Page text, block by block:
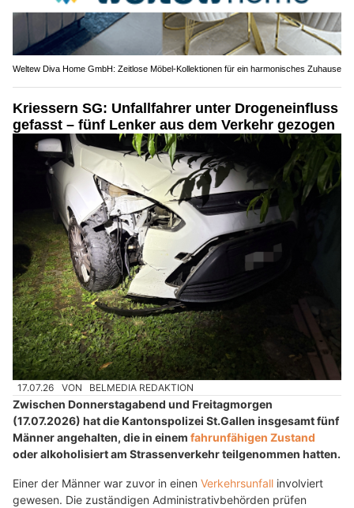
Weltew Diva Home GmbH: Zeitlose Möbel-Kollektionen für ein harmonisches Zuhause
Kriessern SG: Unfallfahrer unter Drogeneinfluss
gefasst – fünf Lenker aus dem Verkehr gezogen
17.07.26 VON BELMEDIA REDAKTION
Zwischen Donnerstagabend und Freitagmorgen
(17.07.2026) hat die Kantonspolizei St.Gallen insgesamt fünf
Männer angehalten, die in einem fahrunfähigen Zustand
oder alkoholisiert am Strassenverkehr teilgenommen hatten.
Einer der Männer war zuvor in einen Verkehrsunfall involviert
gewesen. Die zuständigen Administrativbehörden prüfen